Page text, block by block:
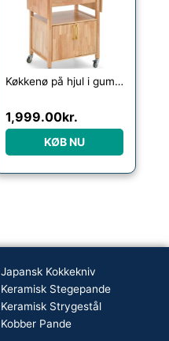
Køkkenø på hjul i gummitræ og MDF H88 x B64 – 114 x D51 cm – Natur
1,999.00kr.
KØB NU
Japansk Kokkekniv
Keramisk Stegepande
Keramisk Strygestål
Kobber Pande